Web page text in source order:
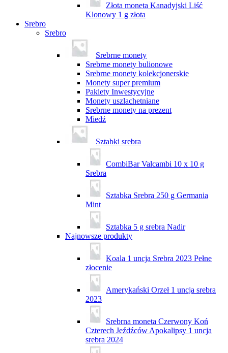
Złota moneta Kanadyjski Liść
Klonowy 1 g złota
Srebro
Srebro
Srebrne monety
Srebrne monety bulionowe
Srebrne monety kolekcjonerskie
Monety super premium
Pakiety Inwestycyjne
Monety uszlachetniane
Srebrne monety na prezent
Miedź
Sztabki srebra
CombiBar Valcambi 10 x 10 g
Srebra
Sztabka Srebra 250 g Germania
Mint
Sztabka 5 g srebra Nadir
Najnowsze produkty
Koala 1 uncja Srebra 2023 Pełne
złocenie
Amerykański Orzeł 1 uncja srebra
2023
Srebrna moneta Czerwony Koń
Czterech Jeźdźców Apokalipsy 1 uncja
srebra 2024